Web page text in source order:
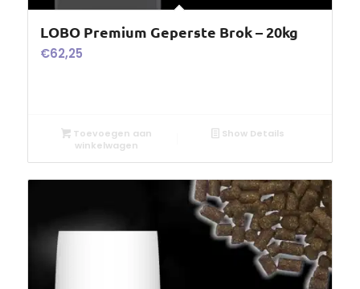
LOBO Premium Geperste Brok – 20kg
€62,25
Toevoegen aan
winkelwagen
Show Details